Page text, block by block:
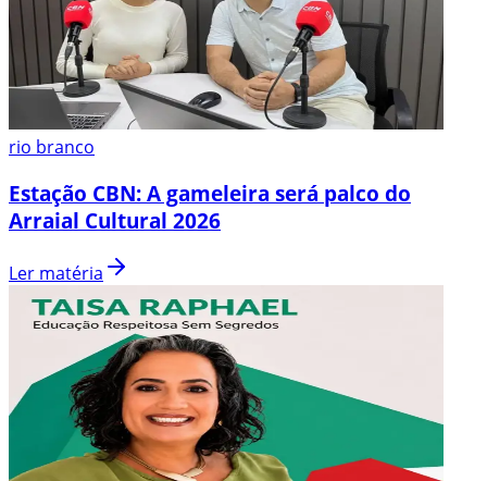
rio branco
Estação CBN: A gameleira será palco do
Arraial Cultural 2026
Ler matéria